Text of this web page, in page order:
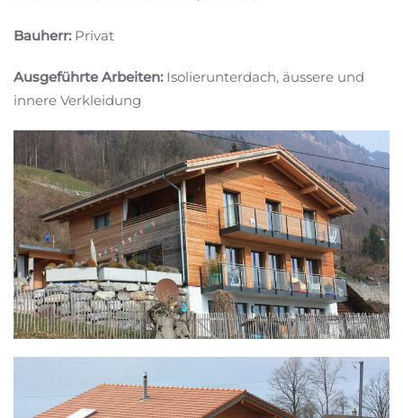
Bauherr: Privat
Ausgeführte Arbeiten: Isolierunterdach, äussere und
innere Verkleidung